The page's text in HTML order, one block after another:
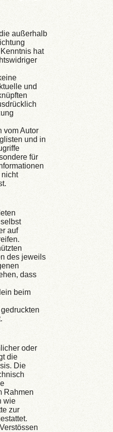
außerhalb
hat
und
vom Autor
und in
für
nicht
auf
des jeweils
dass
beim
oder
die
Die
Rahmen
wie
zur